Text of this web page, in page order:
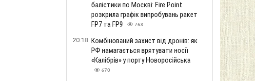
балістики по Москві: Fire Point
розкрила графік випробувань ракет
FP7 та FP9
768
20:18 Комбінований захист від дронів: як
РФ намагається врятувати носії
«Калібрів» у порту Новоросійська
670